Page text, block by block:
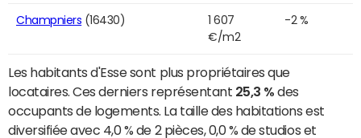
Champniers (16430)
1 607
€/m2
-2 %
Les habitants d'Esse sont plus propriétaires que
locataires. Ces derniers représentant 25,3 % des
occupants de logements. La taille des habitations est
diversifiée avec 4,0 % de 2 pièces, 0,0 % de studios et